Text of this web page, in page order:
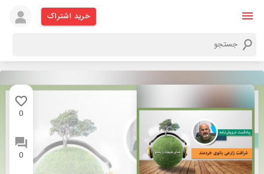
خرید اشتراک
0
0